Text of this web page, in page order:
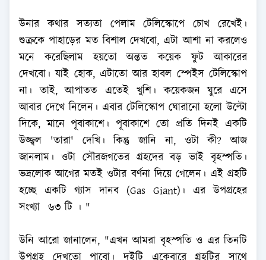
উনার কথার সত্যতা পেলাম টেলিস্কোপে চোখ রেখেই।
শুক্রকে পাহাড়ের মত বিশাল দেখবো, এটা আশা না করলেও
মনে করেছিলাম হয়তো অন্তত কয়েক ফুট আকারের
দেখবো। যাই হোক, এটাতো আর হাবল স্পেইস টেলিস্কোপ
না। তাই, আপাতত এতেই খুশি। কয়েকজন ঘুরে এসে
আবার দেখে নিলেন। এবার টেলিস্কোপ ঘোরানো হলো উল্টো
দিকে, মানে পূবাকাশে। পূবাকাশে তো প্রতি দিনই একটি
উজ্জ্বল 'তারা' দেখি। কিন্তু জানি না, ওটা কী? আজ
জানলাম। ওটা সৌরজগতের গ্রহদের বড় ভাই বৃহস্পতি।
ভদ্রলোক আগের মতই ওটার বর্ণনা দিয়ে গেলেন। এই গ্রহটি
হচ্ছে একটি গ্যাস দানব (Gas Giant)। এর উপগ্রহের
সংখ্যা ৬৩ টি । "
উনি আরো জানালেন, "এখন আমরা বৃহস্পতি ও এর তিনটি